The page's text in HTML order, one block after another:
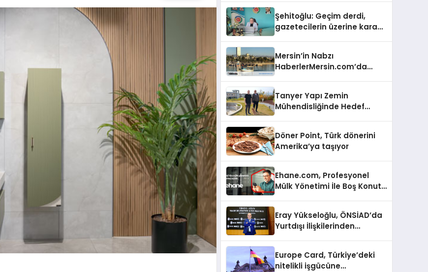
Şehitoğlu: Geçim derdi,
gazetecilerin üzerine kara
Mersin’in Nabzı
HaberlerMersin.com’da
Tanyer Yapı Zemin
Mühendisliğinde Hedef
Döner Point, Türk dönerini
Amerika’ya taşıyor
Ehane.com, Profesyonel
Mülk Yönetimi İle Boş Konut
Eray Yükseloğlu, ÖNSİAD’da
Yurtdışı İlişkilerinden
Europe Card, Türkiye’deki
nitelikli işgücüne